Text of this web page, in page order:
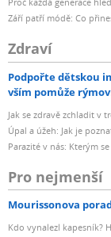
Září patří módě: Co
Zdraví
Podpořte dětskou
vším pomůže
Jak se zdravě zchladit v
Úpal a úžeh: Jak je
Parazité v nás: Kterým
Pro nejmenší
Mourissonova
Kdo vynalezl kapesník?